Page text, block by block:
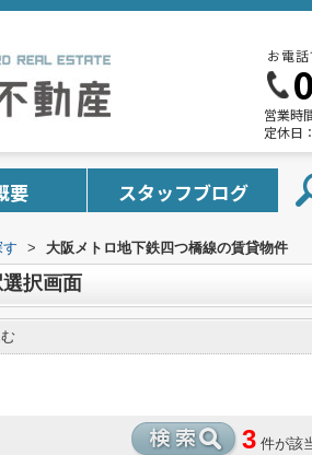
お電
営業時
定休日：
要 スタッフブログ
> 大阪メトロ地下鉄四つ橋線の賃貸物件
択画面
3 件が該